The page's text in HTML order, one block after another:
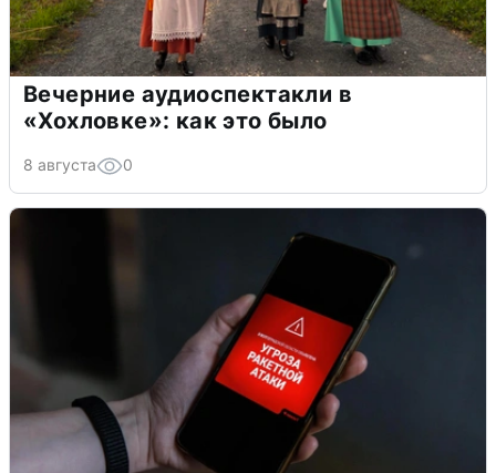
Вечерние аудиоспектакли в
«Хохловке»: как это было
8 августа 0